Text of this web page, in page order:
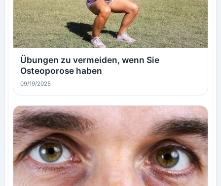
Übungen zu vermeiden, wenn Sie
Osteoporose haben
09/19/2025